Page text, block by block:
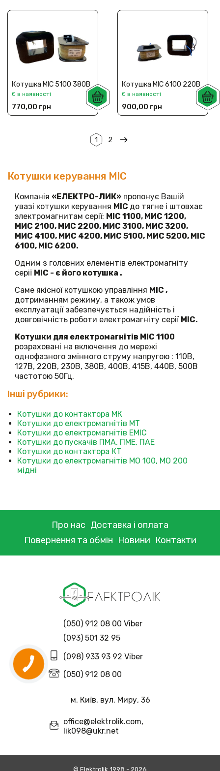
Котушка МІС 5100 380В
Є в наявності
770,00 грн
Котушка МІС 6100 220В
Є в наявності
900,00 грн
1 2
Котушки керування МІС
Компанія «ЕЛЕКТРО-ЛИК» пропонує Вашій
увазі котушки керування МІС до тягне і штовхає
электромагнитам серії: МІС 1100, МИС 1200,
МИС 2100, МИС 2200, МИС 3100, МИС 3200,
МИС 4100, МИС 4200, МИС 5100, МИС 5200, МІС
6100, МІС 6200.
Одним з головних елементів електромагніту
серії МІС - є його котушка .
Саме якісної котушкою управління МІС ,
дотриманням режиму, а також умов
експлуатації забезпечується надійність і
довговічність роботи електромагніту серії МІС.
Котушки для електромагнітів МІС 1100
розраховані на включення до мережі
однофазного змінного струму напругою : 110В,
127В, 220В, 230В, 380В, 400В, 415В, 440В, 500В
частотою 50Гц.
Інші рубрики:
Котушки до контактора МК
Котушки до електромагнітів МТ
Котушки до електромагнітів ЕМІС
Котушки до пускачів ПМА, ПМЕ, ПАЕ
Котушки до контактора КТ
Котушки до електромагнітів МО 100, МО 200
мідні
Про нас Доставка і оплата
Повернення та обмін Новини Контакти
(050) 912 08 00 Viber
(093) 501 32 95
(098) 933 93 92 Viber
(050) 912 08 00
м. Київ, вул. Миру, 36
office@elektrolik.com,
lik098@ukr.net
© Еlektrolik 1998 - 2026